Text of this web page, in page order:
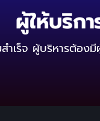
ผู้ให้บริก
ำเร็จ ผู้บริหารต้อง